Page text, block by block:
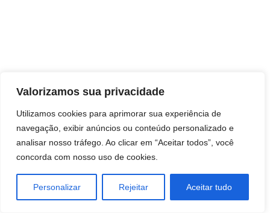
Valorizamos sua privacidade
Utilizamos cookies para aprimorar sua experiência de
navegação, exibir anúncios ou conteúdo personalizado e
analisar nosso tráfego. Ao clicar em “Aceitar todos”, você
concorda com nosso uso de cookies.
Personalizar Rejeitar Aceitar tudo
Consultas e trabalhos espirituais
Brasil - Santa Catarina - São José